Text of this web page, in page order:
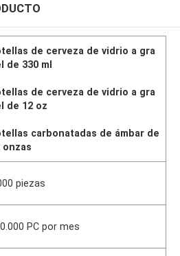
de cerveza de vidrio a gra
de 330 ml
de cerveza de vidrio a gra
de 12 oz
carbonatadas de ámbar de
onzas
piezas
PC por mes